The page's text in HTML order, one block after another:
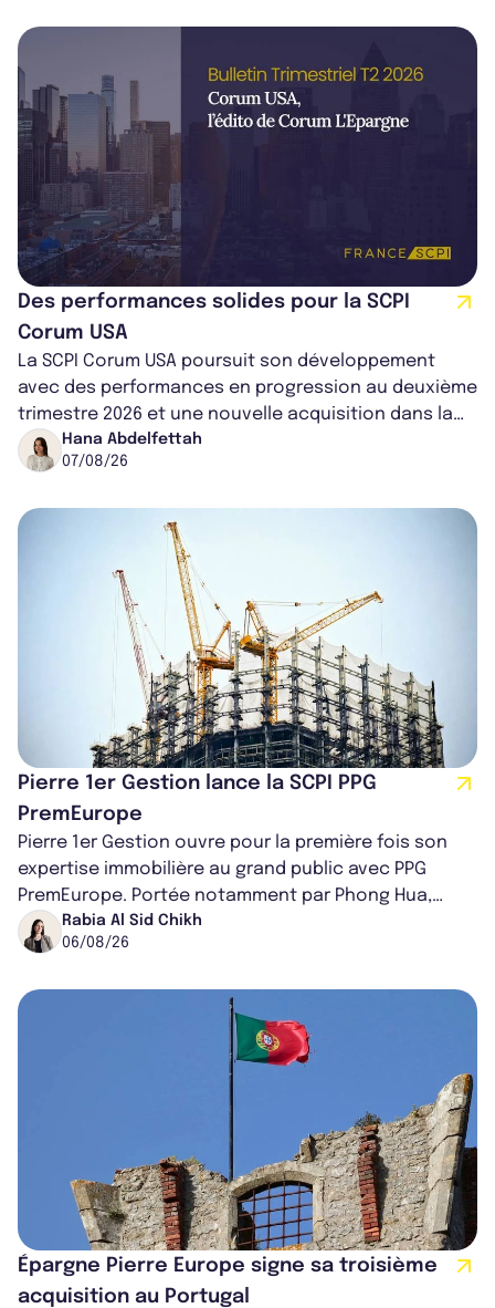
Des performances solides pour la SCPI
Corum USA
La SCPI Corum USA poursuit son développement
avec des performances en progression au deuxième
trimestre 2026 et une nouvelle acquisition dans la
région de Chicago. Entre hausse de...
Hana Abdelfettah
07/08/26
Pierre 1er Gestion lance la SCPI PPG
PremEurope
Pierre 1er Gestion ouvre pour la première fois son
expertise immobilière au grand public avec PPG
PremEurope. Portée notamment par Phong Hua,
ancien directeur des investissements d...
Rabia Al Sid Chikh
06/08/26
Épargne Pierre Europe signe sa troisième
acquisition au Portugal